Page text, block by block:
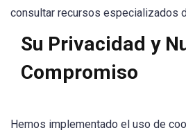
consultar recursos especializados
Su Privacidad y
Compromiso
Hemos implementado el uso de